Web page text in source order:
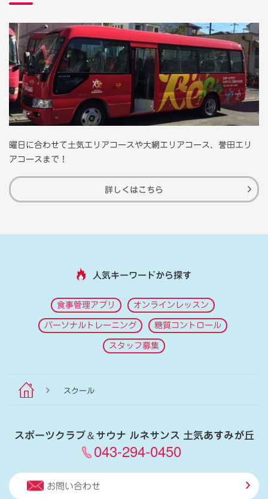
曜日に合わせて土気エリアコースや大網エリアコース、誉田エリ
アコースまで！
詳しくはこちら
人気キーワードから探す
食事管理アプリ オンラインレッスン
パーソナルトレーニング 糖質コントロール
スタッフ募集
スクール
スポーツクラブ＆サウナ ルネサンス 土気あすみが丘
043-294-0450
お問い合わせ